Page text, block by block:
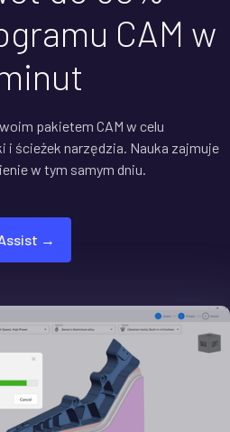
CAM w
pakietem CAM w celu
i ścieżek narzędzia. Nauka zajmuje
w tym samym dniu.
→